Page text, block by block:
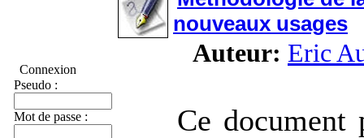
Connexion
Pseudo :
Mot de passe :
nouveaux usages
Auteur: Eric
Ce document